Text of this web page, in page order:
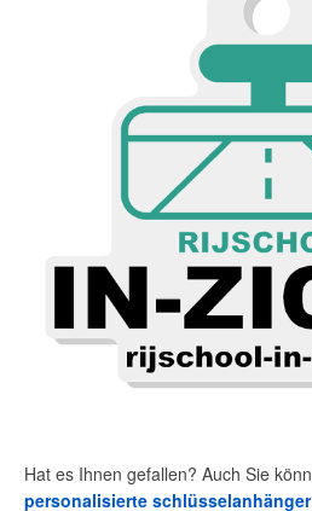
Hat es Ihnen gefallen? Auch Sie
personalisierte schlüsselanhänger